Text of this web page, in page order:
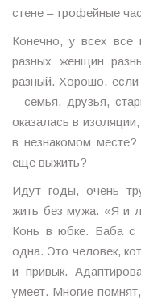
стене – трофейные
Конечно, у всех все
разных женщин
разный. Хорошо, если
– семья, друзья,
оказалась в
в незнакомом
еще выжить?
Идут годы, очень
жить без мужа. «Я и
Конь в юбке. Баба с
одна. Это человек,
и привык.
умеет. Многие